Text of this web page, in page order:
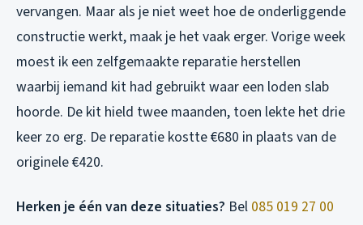
vervangen. Maar als je niet weet hoe de onderliggende
constructie werkt, maak je het vaak erger. Vorige week
moest ik een zelfgemaakte reparatie herstellen
waarbij iemand kit had gebruikt waar een loden slab
hoorde. De kit hield twee maanden, toen lekte het drie
keer zo erg. De reparatie kostte €680 in plaats van de
originele €420.
Herken je één van deze situaties? Bel 085 019 27 00